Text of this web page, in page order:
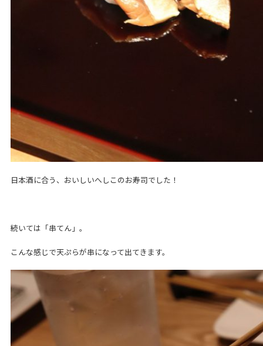
日本酒に合う、おいしいへしこのお寿司でした！
続いては「串てん」。
こんな感じで天ぷらが串になって出てきます。